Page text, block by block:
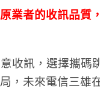
業者的收訊品質，
收訊，選擇攜碼
，未來電信三雄